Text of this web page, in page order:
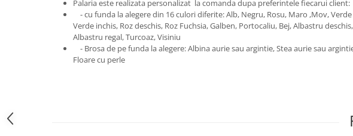
Palaria este realizata personalizat la comanda dupa preferintele fiecarui client:
- cu funda la alegere din 16 culori diferite: Alb, Negru, Rosu, Maro ,Mov,
Verde inchis, Roz deschis, Roz Fuchsia, Galben, Portocaliu, Bej, Albastru deschis,
Albastru regal, Turcoaz, Visiniu
- Brosa de pe funda la alegere: Albina aurie sau argintie, Stea aurie sau
Floare cu perle